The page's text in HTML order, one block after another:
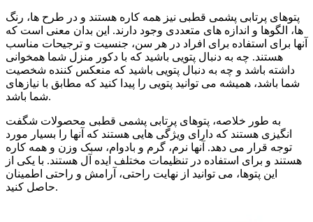
پتوهای پرتابی پشمی قطبی نیز همه کاره هستند و در طرح ها، رنگ
ها، الگوها و اندازه های متعددی وجود دارند. این بدان معنی است که
آنها برای استفاده برای افراد در هر سن، جنسیت و ترجیحات مناسب
هستند. چه به دنبال پتویی باشید که با دکور منزل شما همخوانی
داشته باشد و چه به دنبال پتویی باشید که منعکس کننده شخصیت
شما باشد، همیشه می توانید پتویی را پیدا کنید که مطابق با نیازهای
شما باشد.
به طور خلاصه، پتوهای پرتابی پشمی قطبی محصولات شگفت
انگیزی هستند که دارای ویژگی هایی هستند که آنها را بسیار مورد
توجه قرار می دهد. آنها نرم، گرم و بادوام، سبک وزن و همه کاره
هستند و برای استفاده در تنظیمات مختلف ایده آل هستند. با یکی از
این پتوها، می توانید از نهایت راحتی، آرامش و راحتی اطمینان
حاصل کنید.